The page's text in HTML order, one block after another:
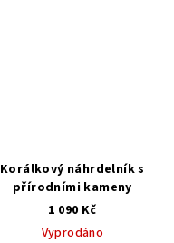
Korálkový náhrdelník s
přírodními kameny
1 090 Kč
Vyprodáno